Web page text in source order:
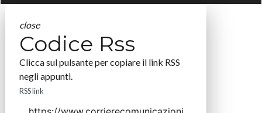
close
Codice Rss
Clicca sul pulsante per copiare il link RSS
negli appunti.
RSS link